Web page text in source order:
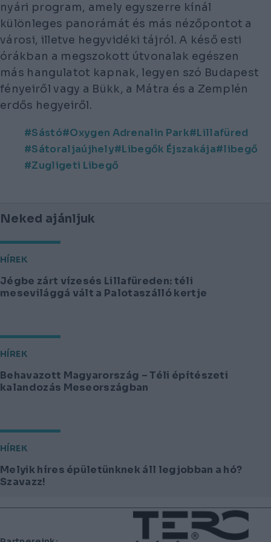
nyári program, amely egyszerre kínál
különleges panorámát és más nézőpontot a
városi, illetve hegyvidéki tájról. A késő esti
órákban a megszokott útvonalak egészen
más hangulatot kapnak, legyen szó Budapest
fényeiről vagy a Bükk, a Mátra és a Zemplén
erdős hegyeiről.
Sástó Oxygen Adrenalin Park
Lillafüred
Sátoraljaújhely
Libegők Éjszakája
libegő
Zugligeti Libegő
Neked ajánljuk
HÍREK
Jégbe zárt vízesés Lillafüreden: téli
mesevilággá vált a Palotaszálló kertje
HÍREK
Behavazott Magyarország – Téli építészeti
kalandozás Meseországban
HÍREK
Melyik híres épületünknek áll legjobban a hó?
Szavazz!
Lábléc